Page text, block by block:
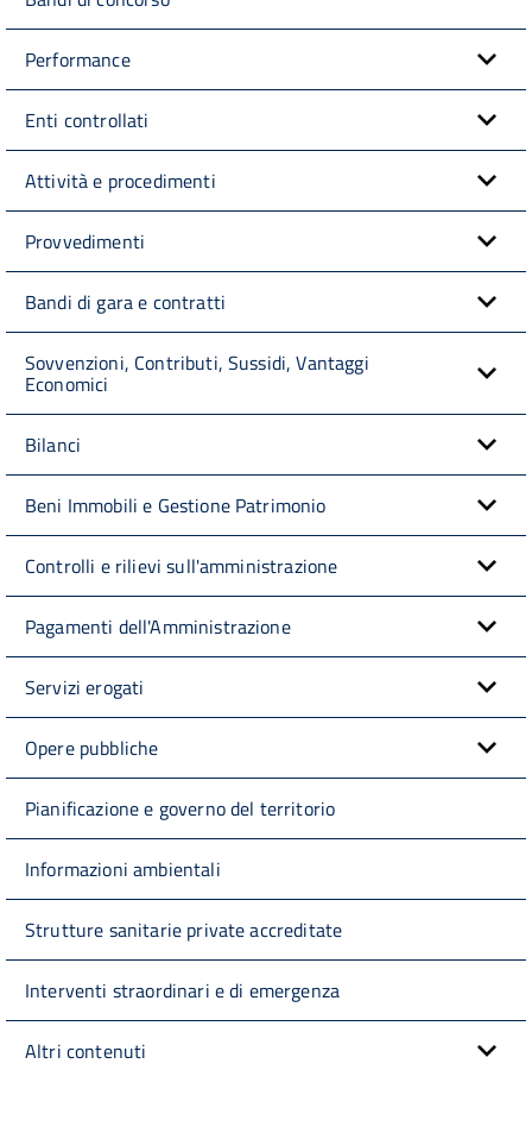
Performance
Enti controllati
Attività e procedimenti
Provvedimenti
Bandi di gara e contratti
Sovvenzioni, Contributi, Sussidi, Vantaggi
Economici
Bilanci
Beni Immobili e Gestione Patrimonio
Controlli e rilievi sull'amministrazione
Pagamenti dell'Amministrazione
Servizi erogati
Opere pubbliche
Pianificazione e governo del territorio
Informazioni ambientali
Strutture sanitarie private accreditate
Interventi straordinari e di emergenza
Altri contenuti